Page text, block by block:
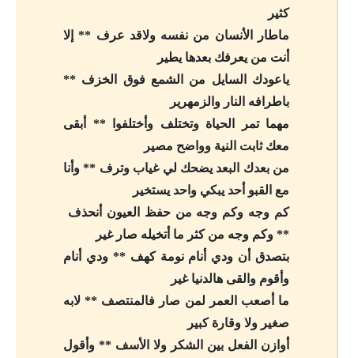
كثير
ماطار الأنسان من نفسه ولاقد عرف ** إلا
أنت من يعرفك بعدها يطير
ياعودك السايل من الشمع فوق الخزف **
باطرافه النار والزمهرير
مهما تمر الحياة وتختلف وأختلفوا ** أبقى
معك ثابت النية وواضح مصير
من بعدك البعد يضحك لي غياب وترف ** وأنا
مع القبو أحد يبكي واحد يستخير
كم وجه وكم وجه من حفظ العيون أنحذف ​​
** وكم وجه من كثر ما أتخيله صار غير
بتصدق أن ودي أنام نومة كهف ** ودي أنام
وأقوم والقى هالدنيا غير
ما أصعب العمر لمن صار فالمنتصف ** لابه
صغير ولا وقارة كبير
أوازن الفعل بين الشكر ولا الأسف ** وأقول